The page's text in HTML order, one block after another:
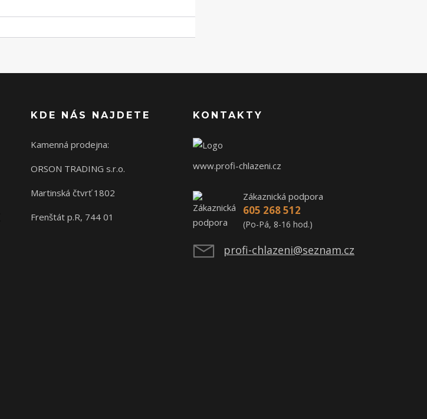
KDE NÁS NAJDETE
Kamenná prodejna:
ORSON TRADING s.r.o.
Martinská čtvrť 1802
Frenštát p.R, 744 01
KONTAKTY
www.profi-chlazeni.cz
Zákaznická podpora
605 268 512
(Po-Pá, 8-16 hod.)
profi-chlazeni@seznam.cz